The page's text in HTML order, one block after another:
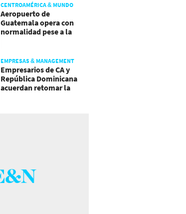
CENTROAMÉRICA & MUNDO
Aeropuerto de
Guatemala opera con
normalidad pese a la
EMPRESAS & MANAGEMENT
Empresarios de CA y
República Dominicana
acuerdan retomar la